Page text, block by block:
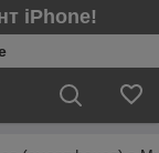
iPhone!